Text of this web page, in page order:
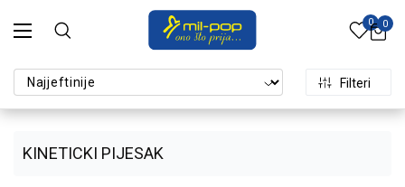
0 0
KINETICKI PIJESAK
Filteri